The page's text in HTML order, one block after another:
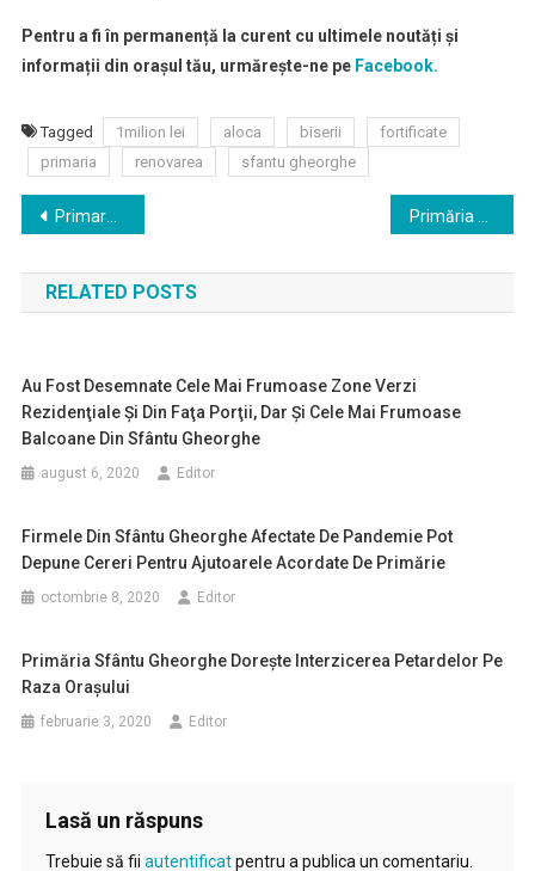
Pentru a fi în permanență la curent cu ultimele noutăți și
informații din orașul tău, urmărește-ne peFacebook.
Tagged 1milion lei aloca biserii
fortificate
primaria
renovarea sfantu gheorghe
Navigare
în
articole
Primarul Antal Árpád, apel la respectarea recomandărilor făcute de autorităţi
RELATED POSTS
Au Fost Desemnate Cele Mai Frumoase Zone Verzi
Rezidenţiale Şi Din Faţa Porţii, Dar Şi Cele Mai Frumoase
Balcoane Din Sfântu Gheorghe
august 6, 2020 Editor
Firmele Din Sfântu Gheorghe Afectate De Pandemie Pot
Depune Cereri Pentru Ajutoarele Acordate De Primărie
octombrie 8, 2020 Editor
Primăria Sfântu Gheorghe Doreşte Interzicerea Petardelor Pe
Raza Oraşului
februarie 3, 2020 Editor
Lasă un răspuns
Trebuie să fii autentificatpentru a publica un comentariu.